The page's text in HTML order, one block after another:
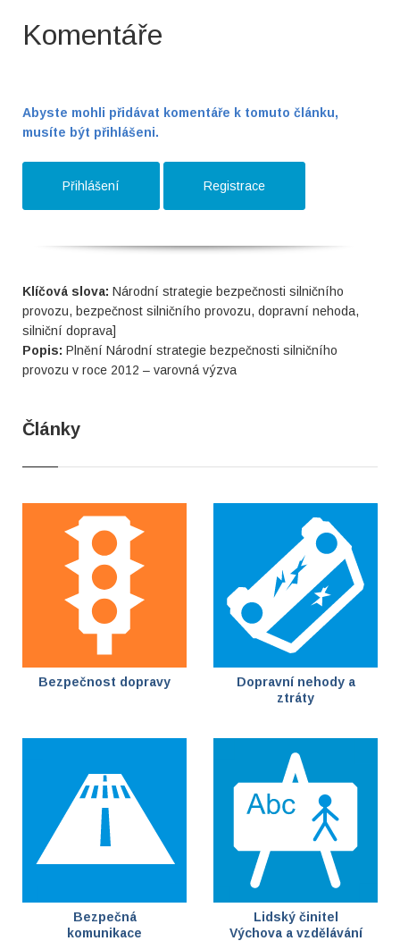
Komentáře
Abyste mohli přidávat komentáře k tomuto článku,
musíte být přihlášeni.
Přihlášení Registrace
Klíčová slova: Národní strategie bezpečnosti silničního
provozu, bezpečnost silničního provozu, dopravní nehoda,
silniční doprava]
Popis: Plnění Národní strategie bezpečnosti silničního
provozu v roce 2012 – varovná výzva
Články
Bezpečnost dopravy
Dopravní nehody a
ztráty
Bezpečná
komunikace
Lidský činitel
Výchova a vzdělávání